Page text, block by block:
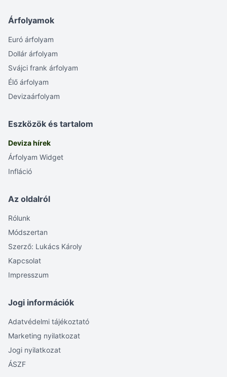
Árfolyamok
Euró árfolyam
Dollár árfolyam
Svájci frank árfolyam
Élő árfolyam
Devizaárfolyam
Eszközök és tartalom
Deviza hírek
Árfolyam Widget
Infláció
Az oldalról
Rólunk
Módszertan
Szerző: Lukács Károly
Kapcsolat
Impresszum
Jogi információk
Adatvédelmi tájékoztató
Marketing nyilatkozat
Jogi nyilatkozat
ÁSZF